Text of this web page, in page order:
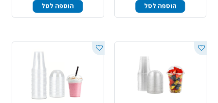
הוספה לסל
הוספה לסל